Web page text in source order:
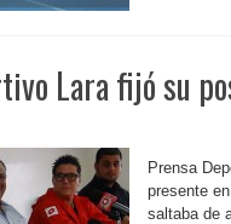
Lara fijó su
Prensa
presente
saltaba de